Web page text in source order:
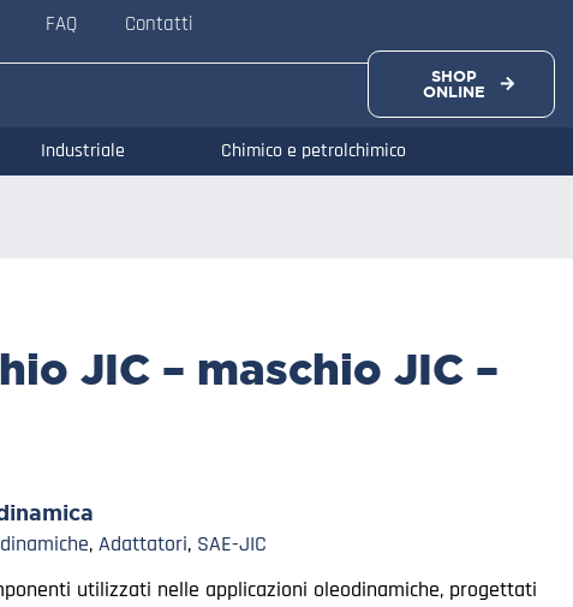
FAQ Contatti
SHOP
ONLINE
Industriale Chimico e petrolchimico
JIC – maschio JIC –
, Adattatori, SAE-JIC
utilizzati nelle applicazioni oleodinamiche, progettati